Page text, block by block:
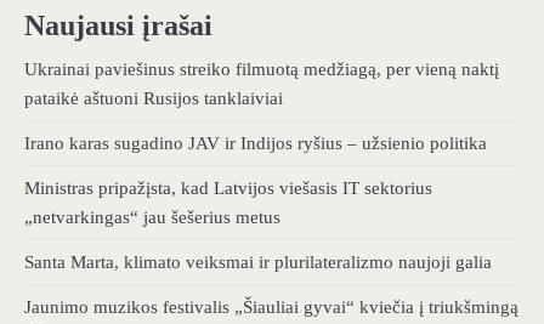
Naujausi įrašai
Ukrainai paviešinus streiko filmuotą medžiagą, per vieną naktį
pataikė aštuoni Rusijos tanklaiviai
Irano karas sugadino JAV ir Indijos ryšius – užsienio politika
Ministras pripažįsta, kad Latvijos viešasis IT sektorius
„netvarkingas“ jau šešerius metus
Santa Marta, klimato veiksmai ir plurilateralizmo naujoji galia
Jaunimo muzikos festivalis „Šiauliai gyvai“ kviečia į triukšmingą